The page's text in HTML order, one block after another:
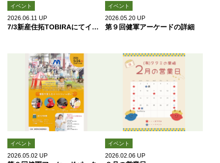
イベント
2026.06.11 UP
7/3新産住拓TOBIRAにてイベント開催します
イベント
2026.05.20 UP
第９回健軍アーケードの詳細
イベント
2026.05.02 UP
イベント
2026.02.06 UP